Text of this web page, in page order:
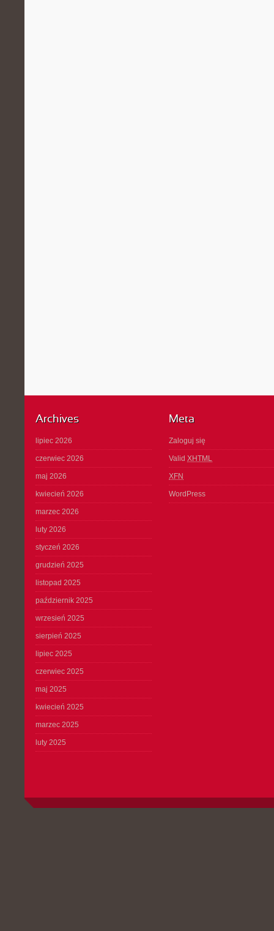
Archives
lipiec 2026
czerwiec 2026
maj 2026
kwiecień 2026
marzec 2026
luty 2026
styczeń 2026
grudzień 2025
listopad 2025
październik 2025
wrzesień 2025
sierpień 2025
lipiec 2025
czerwiec 2025
maj 2025
kwiecień 2025
marzec 2025
luty 2025
Meta
Zaloguj się
Valid XHTML
XFN
WordPress